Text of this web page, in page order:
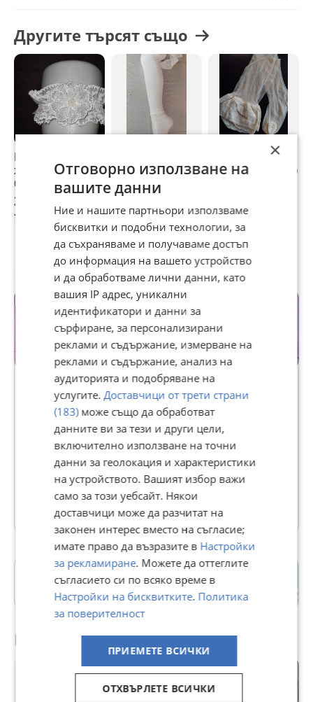
Другите търсят също
Бели дантелени
жартиери за
бедро с цвете
3,58 €
7 лв
клин/
чорапогащник/ с
дантела
4,60 €
9 лв
чорапи цвят екрю
7,82 лв
Потребител
Premium
Lycra 4 You
505рейтинг
В Bazar.BG от 07 май 2019г.
Последно активен днес в 00:00 ч.
465 Обяви
Красна поляна 2
гр. София
Препоръчани за теб
×
Отговорно използване на
вашите данни
Ние и нашите партньори използваме
бисквитки и подобни технологии, за
да съхраняваме и получаваме достъп
до информация на вашето устройство
и да обработваме лични данни, като
вашия IP адрес, уникални
идентификатори и данни за
сърфиране, за персонализирани
реклами и съдържание, измерване на
реклами и съдържание, анализ на
аудиторията и подобряване на
услугите. Доставчици от трети страни
(183)може също да обработват
данните ви за тези и други цели,
включително използване на точни
данни за геолокация и характеристики
на устройството. Вашият избор важи
само за този уебсайт. Някои
доставчици може да разчитат на
законен интерес вместо на съгласие;
имате право да възразите в Настройки
за рекламиране. Можете да оттеглите
съгласието си по всяко време в
Настройки на бисквитките. Политика
за поверителност
ПРИЕМЕТЕ ВСИЧКИ
ОТХВЪРЛЕТЕ ВСИЧКИ